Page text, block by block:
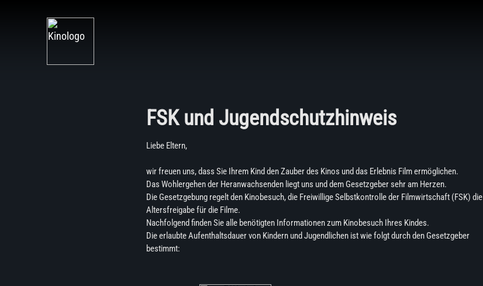
FSK und Jugendschutzhinweis
Liebe Eltern,
wir freuen uns, dass Sie Ihrem Kind den Zauber des Kinos und das Erlebnis Film ermöglichen.
Das Wohlergehen der Heranwachsenden liegt uns und dem Gesetzgeber sehr am Herzen.
Die Gesetzgebung regelt den Kinobesuch, die Freiwillige Selbstkontrolle der Filmwirtschaft (FSK) die
Altersfreigabe für die Filme.
Nachfolgend finden Sie alle benötigten Informationen zum Kinobesuch Ihres Kindes.
Die erlaubte Aufenthaltsdauer von Kindern und Jugendlichen ist wie folgt durch den Gesetzgeber
bestimmt: